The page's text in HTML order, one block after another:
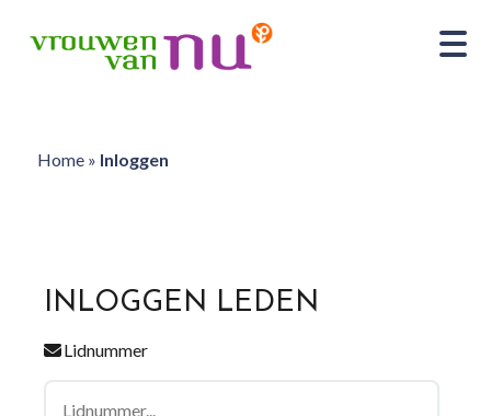
Home» Inloggen
INLOGGEN LEDEN
Lidnummer